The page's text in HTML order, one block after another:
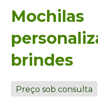
Mochilas
brindes
Preço sob consulta